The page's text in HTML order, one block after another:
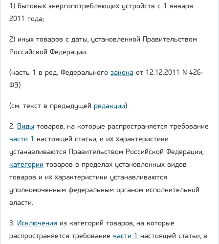
1) бытовых энергопотребляющих устройств с 1 января
2011 года;
2) иных товаров с даты, установленной Правительством
Российской Федерации.
(часть 1 в ред. Федерального закона от 12.12.2011 N 426-
ФЗ)
(см. текст в предыдущей редакции)
2. Виды товаров, на которые распространяется требование
части 1 настоящей статьи, и их характеристики
устанавливаются Правительством Российской Федерации,
категории товаров в пределах установленных видов
товаров и их характеристики устанавливаются
уполномоченным федеральным органом исполнительной
власти.
3. Исключения из категорий товаров, на которые
распространяется требование части 1 настоящей статьи, в